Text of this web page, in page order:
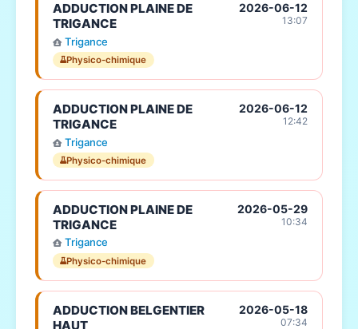
ADDUCTION PLAINE DE
TRIGANCE
Trigance
Physico-chimique
2026-06-12
13:07
ADDUCTION PLAINE DE
TRIGANCE
Trigance
Physico-chimique
2026-06-12
12:42
ADDUCTION PLAINE DE
TRIGANCE
Trigance
Physico-chimique
2026-05-29
10:34
ADDUCTION BELGENTIER
HAUT
2026-05-18
07:34